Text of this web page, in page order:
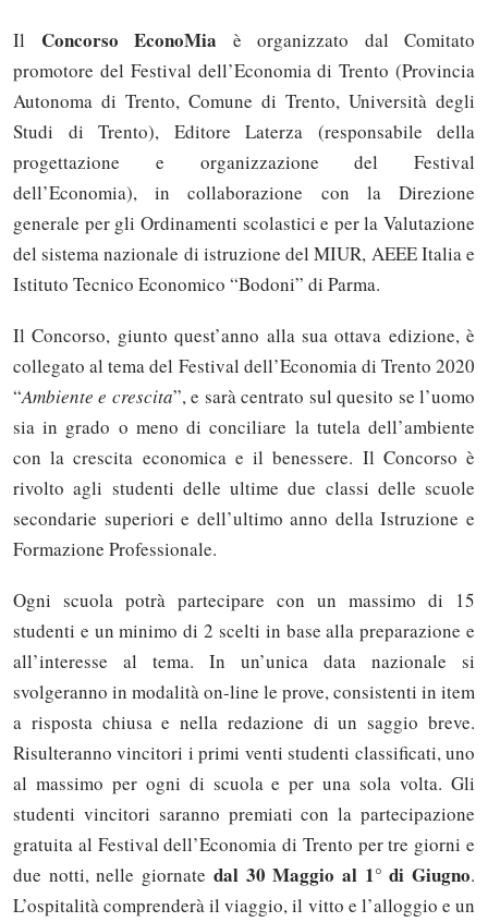
Il Concorso EconoMia è organizzato dal Comitato
promotore del Festival dell’Economia di Trento (Provincia
Autonoma di Trento, Comune di Trento, Università degli
Studi di Trento), Editore Laterza (responsabile della
progettazione e organizzazione del Festival
dell’Economia), in collaborazione con la Direzione
generale per gli Ordinamenti scolastici e per la Valutazione
del sistema nazionale di istruzione del MIUR, AEEE Italia e
Istituto Tecnico Economico “Bodoni” di Parma.
Il Concorso, giunto quest’anno alla sua ottava edizione, è
collegato al tema del Festival dell’Economia di Trento 2020
“Ambiente e crescita”, e sarà centrato sul quesito se l’uomo
sia in grado o meno di conciliare la tutela dell’ambiente
con la crescita economica e il benessere. Il Concorso è
rivolto agli studenti delle ultime due classi delle scuole
secondarie superiori e dell’ultimo anno della Istruzione e
Formazione Professionale.
Ogni scuola potrà partecipare con un massimo di 15
studenti e un minimo di 2 scelti in base alla preparazione e
all’interesse al tema. In un’unica data nazionale si
svolgeranno in modalità on-line le prove, consistenti in item
a risposta chiusa e nella redazione di un saggio breve.
Risulteranno vincitori i primi venti studenti classificati, uno
al massimo per ogni di scuola e per una sola volta. Gli
studenti vincitori saranno premiati con la partecipazione
gratuita al Festival dell’Economia di Trento per tre giorni e
due notti, nelle giornate dal 30 Maggio al 1° di Giugno.
L’ospitalità comprenderà il viaggio, il vitto e l’alloggio e un